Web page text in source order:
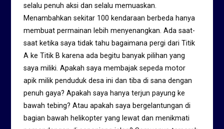
selalu penuh aksi dan selalu memuaskan.
Menambahkan sekitar 100 kendaraan berbeda hanya
membuat permainan lebih menyenangkan. Ada saat-
saat ketika saya tidak tahu bagaimana pergi dari Titik
A ke Titik B karena ada begitu banyak pilihan yang
saya miliki. Apakah saya membajak sepeda motor
apik milik penduduk desa ini dan tiba di sana dengan
penuh gaya? Apakah saya hanya terjun payung ke
bawah tebing? Atau apakah saya bergelantungan di
bagian bawah helikopter yang lewat dan menikmati